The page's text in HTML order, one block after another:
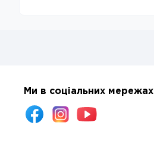
Ми в соціальних мережах